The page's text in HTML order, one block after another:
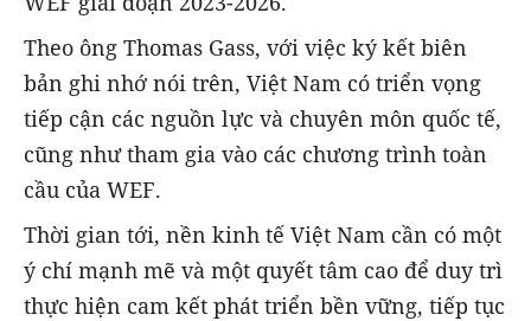
Theo ông Thomas Gass, với việc ký kết biên
bản ghi nhớ nói trên, Việt Nam có triển vọng
tiếp cận các nguồn lực và chuyên môn quốc tế,
cũng như tham gia vào các chương trình toàn
cầu của WEF.
Thời gian tới, nền kinh tế Việt Nam cần có một
ý chí mạnh mẽ và một quyết tâm cao để duy trì
thực hiện cam kết phát triển bền vững, tiếp tục